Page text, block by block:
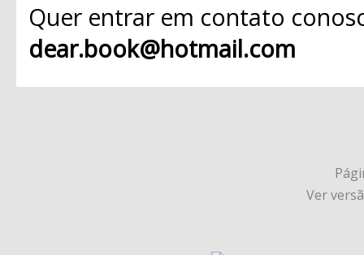
Quer entrar em contato
dear.book@hotmail.com
Ver